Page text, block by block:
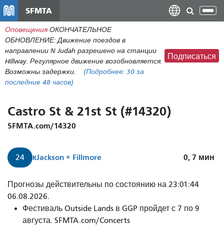
содержанию
SFMTA
Оповещения ОКОНЧАТЕЛЬНОЕ
ОБНОВЛЕНИЕ: Движение поездов в
направлении N Judah разрешено на станции
Hillway. Регулярное движение возобновляется.
Возможны задержки.
(Подробнее: 30 за
последние 48 часов)
Подписаться
Castro St & 21st St (#14320)
SFMTA.com/14320
24 кJackson + Fillmore 0, 7 мин
От
24
Divisadero
Прогнозы действительны по состоянию на 23:01:44
06.08.2026.
Фестиваль Outside Lands в GGP пройдет с 7 по 9
августа. SFMTA.com/Concerts